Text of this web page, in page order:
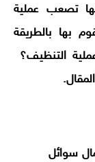
تصعب عملية
بها بالطريقة
التنظيف؟
سوائل